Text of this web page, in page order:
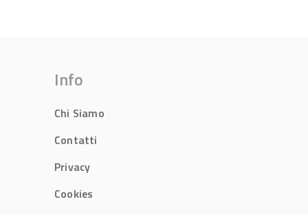
Info
Chi Siamo
Contatti
Privacy
Cookies